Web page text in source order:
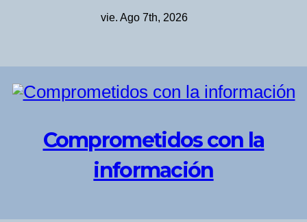
vie. Ago 7th, 2026
Comprometidos con la
información